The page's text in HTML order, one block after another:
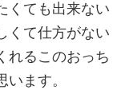
くても出来ない
くて仕方がない
れるこのおっち
ます。